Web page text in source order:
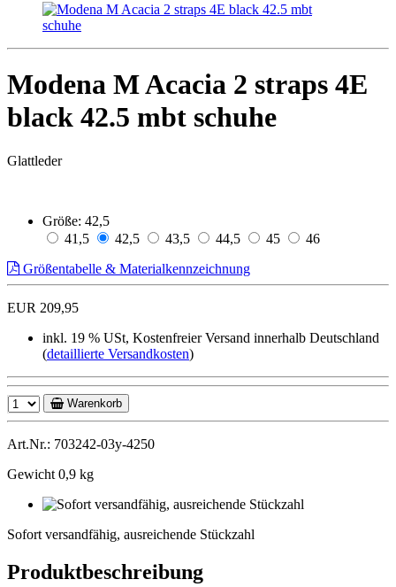
Modena M Acacia 2 straps 4E
black 42.5 mbt schuhe
Glattleder
Größe: 42,5
41,5
42,5 43,5 44,5 45
46
Größentabelle & Materialkennzeichnung
EUR 209,95
inkl. 19 % USt, Kostenfreier Versand innerhalb Deutschland
(detaillierte Versandkosten)
Warenkorb
Art.Nr.: 703242-03y-4250
Gewicht 0,9 kg
Sofort versandfähig, ausreichende Stückzahl
Produktbeschreibung